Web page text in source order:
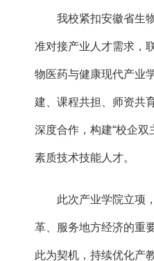
我校紧扣安徽省生
准对接产业人才需求，
物医药与健康现代产业
建、课程共担、师资共
深度合作，构建“校企双
素质技术技能人才。
此次产业学院立项
革、服务地方经济的重
此为契机，持续优化产